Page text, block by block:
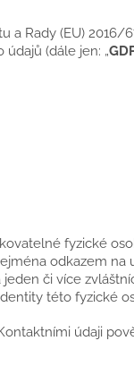
a Rady (EU) 2016/
(dále jen: „
fyzické
odkazem na
či více
této fyzické
údaji